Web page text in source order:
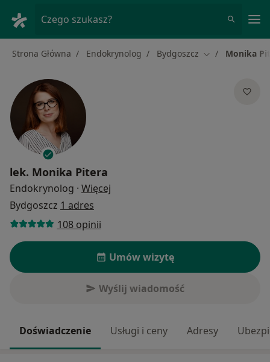
Czego szukasz?
Strona Główna Endokrynolog Bydgoszcz Zmień miasto
Monika
lek. Monika Pitera
Endokrynolog · Więcej
Bydgoszcz 1 adres
108 opinii
Umów wizytę
Wyślij wiadomość
Doświadczenie Usługi i ceny Adresy